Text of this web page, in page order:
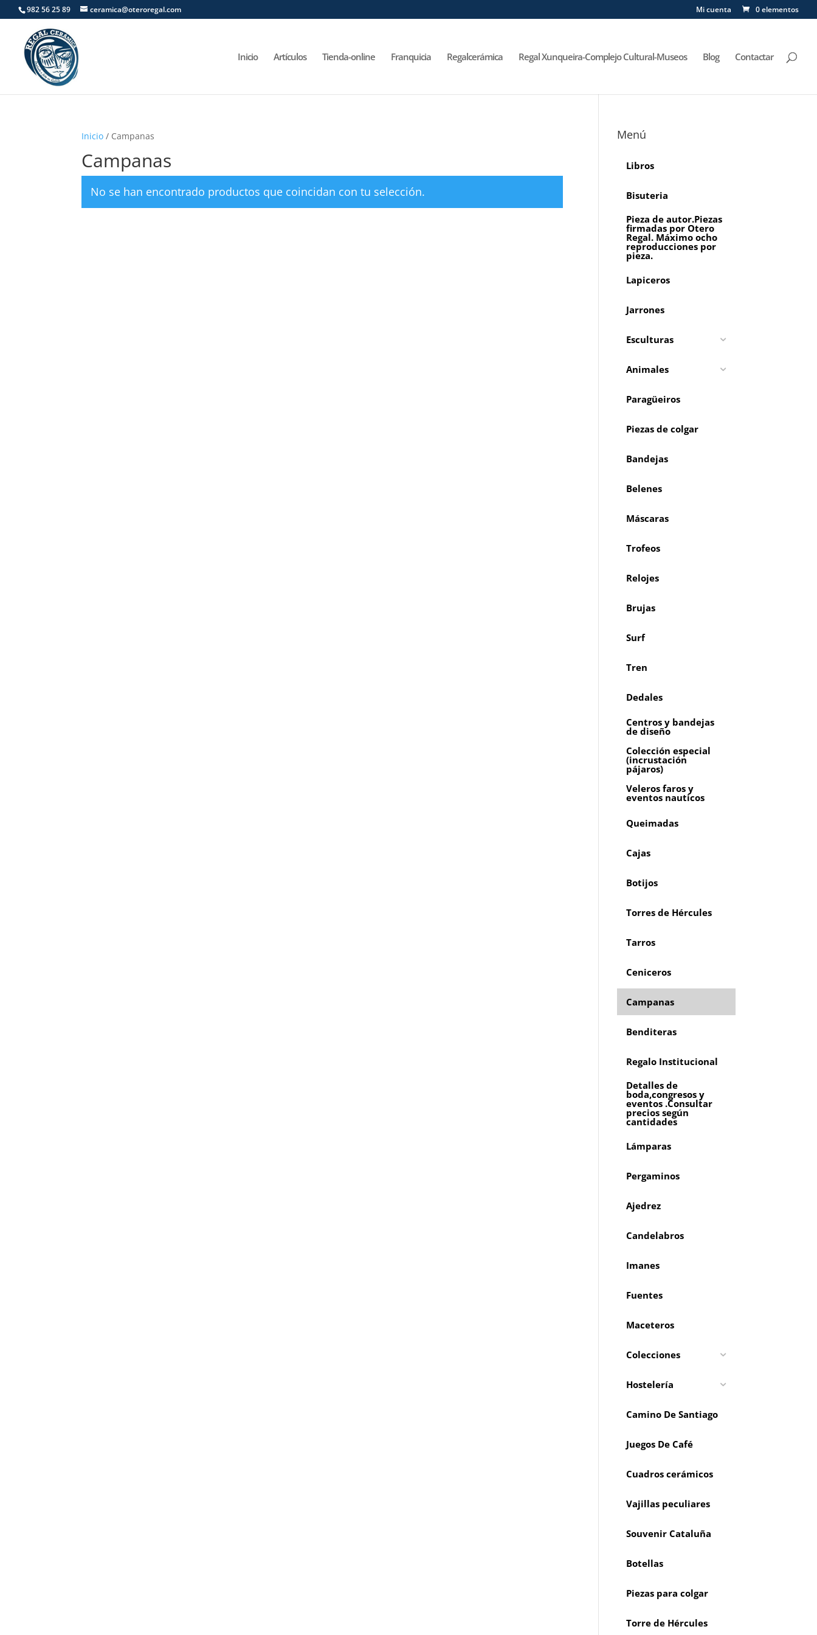
982 56 25 89 ceramica@oteroregal.com Mi cuenta 0 elementos
Inicio Artículos Tienda-online Franquicia Regalcerámica Regal Xunqueira-Complejo Cultural-Museos Blog Contactar
Inicio / Campanas
Campanas
No se han encontrado productos que coincidan con tu selección.
Menú
Libros
Bisuteria
Pieza de autor.Piezas
firmadas por Otero
Regal. Máximo ocho
reproducciones por
pieza.
Lapiceros
Jarrones
Esculturas
Animales
Paragüeiros
Piezas de colgar
Bandejas
Belenes
Máscaras
Trofeos
Relojes
Brujas
Surf
Tren
Dedales
Centros y bandejas
de diseño
Colección especial
(incrustación
pájaros)
Veleros faros y
eventos nauticos
Queimadas
Cajas
Botijos
Torres de Hércules
Tarros
Ceniceros
Campanas
Benditeras
Regalo Institucional
Detalles de
boda,congresos y
eventos .Consultar
precios según
cantidades
Lámparas
Pergaminos
Ajedrez
Candelabros
Imanes
Fuentes
Maceteros
Colecciones
Hostelería
Camino De Santiago
Juegos De Café
Cuadros cerámicos
Vajillas peculiares
Souvenir Cataluña
Botellas
Piezas para colgar
Torre de Hércules